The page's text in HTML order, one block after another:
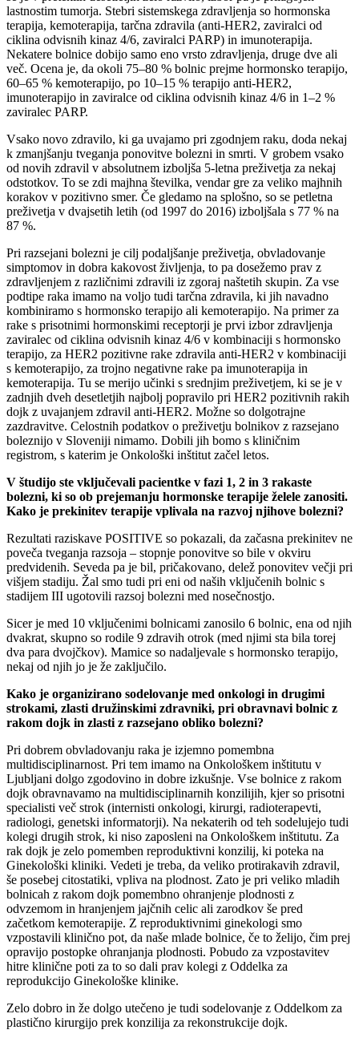
lastnostim tumorja. Stebri sistemskega zdravljenja so hormonska
terapija, kemoterapija, tarčna zdravila (anti-HER2, zaviralci od
ciklina odvisnih kinaz 4/6, zaviralci PARP) in imunoterapija.
Nekatere bolnice dobijo samo eno vrsto zdravljenja, druge dve ali
več. Ocena je, da okoli 75–80 % bolnic prejme hormonsko terapijo,
60–65 % kemoterapijo, po 10–15 % terapijo anti-HER2,
imunoterapijo in zaviralce od ciklina odvisnih kinaz 4/6 in 1–2 %
zaviralec PARP.
Vsako novo zdravilo, ki ga uvajamo pri zgodnjem raku, doda nekaj
k zmanjšanju tveganja ponovitve bolezni in smrti. V grobem vsako
od novih zdravil v absolutnem izboljša 5-letna preživetja za nekaj
odstotkov. To se zdi majhna številka, vendar gre za veliko majhnih
korakov v pozitivno smer. Če gledamo na splošno, so se petletna
preživetja v dvajsetih letih (od 1997 do 2016) izboljšala s 77 % na
87 %.
Pri razsejani bolezni je cilj podaljšanje preživetja, obvladovanje
simptomov in dobra kakovost življenja, to pa dosežemo prav z
zdravljenjem z različnimi zdravili iz zgoraj naštetih skupin. Za vse
podtipe raka imamo na voljo tudi tarčna zdravila, ki jih navadno
kombiniramo s hormonsko terapijo ali kemoterapijo. Na primer za
rake s prisotnimi hormonskimi receptorji je prvi izbor zdravljenja
zaviralec od ciklina odvisnih kinaz 4/6 v kombinaciji s hormonsko
terapijo, za HER2 pozitivne rake zdravila anti-HER2 v kombinaciji
s kemoterapijo, za trojno negativne rake pa imunoterapija in
kemoterapija. Tu se merijo učinki s srednjim preživetjem, ki se je v
zadnjih dveh desetletjih najbolj popravilo pri HER2 pozitivnih rakih
dojk z uvajanjem zdravil anti-HER2. Možne so dolgotrajne
zazdravitve. Celostnih podatkov o preživetju bolnikov z razsejano
boleznijo v Sloveniji nimamo. Dobili jih bomo s kliničnim
registrom, s katerim je Onkološki inštitut začel letos.
V študijo ste vključevali pacientke v fazi 1, 2 in 3 rakaste
bolezni, ki so ob prejemanju hormonske terapije želele zanositi.
Kako je prekinitev terapije vplivala na razvoj njihove bolezni?
Rezultati raziskave POSITIVE so pokazali, da začasna prekinitev ne
poveča tveganja razsoja – stopnje ponovitve so bile v okviru
predvidenih. Seveda pa je bil, pričakovano, delež ponovitev večji pri
višjem stadiju. Žal smo tudi pri eni od naših vključenih bolnic s
stadijem III ugotovili razsoj bolezni med nosečnostjo.
Sicer je med 10 vključenimi bolnicami zanosilo 6 bolnic, ena od njih
dvakrat, skupno so rodile 9 zdravih otrok (med njimi sta bila torej
dva para dvojčkov). Mamice so nadaljevale s hormonsko terapijo,
nekaj od njih jo je že zaključilo.
Kako je organizirano sodelovanje med onkologi in drugimi
strokami, zlasti družinskimi zdravniki, pri obravnavi bolnic z
rakom dojk in zlasti z razsejano obliko bolezni?
Pri dobrem obvladovanju raka je izjemno pomembna
multidisciplinarnost. Pri tem imamo na Onkološkem inštitutu v
Ljubljani dolgo zgodovino in dobre izkušnje. Vse bolnice z rakom
dojk obravnavamo na multidisciplinarnih konzilijih, kjer so prisotni
specialisti več strok (internisti onkologi, kirurgi, radioterapevti,
radiologi, genetski informatorji). Na nekaterih od teh sodelujejo tudi
kolegi drugih strok, ki niso zaposleni na Onkološkem inštitutu. Za
rak dojk je zelo pomemben reproduktivni konzilij, ki poteka na
Ginekološki kliniki. Vedeti je treba, da veliko protirakavih zdravil,
še posebej citostatiki, vpliva na plodnost. Zato je pri veliko mladih
bolnicah z rakom dojk pomembno ohranjenje plodnosti z
odvzemom in hranjenjem jajčnih celic ali zarodkov še pred
začetkom kemoterapije. Z reproduktivnimi ginekologi smo
vzpostavili klinično pot, da naše mlade bolnice, če to želijo, čim prej
opravijo postopke ohranjanja plodnosti. Pobudo za vzpostavitev
hitre klinične poti za to so dali prav kolegi z Oddelka za
reprodukcijo Ginekološke klinike.
Zelo dobro in že dolgo utečeno je tudi sodelovanje z Oddelkom za
plastično kirurgijo prek konzilija za rekonstrukcije dojk.